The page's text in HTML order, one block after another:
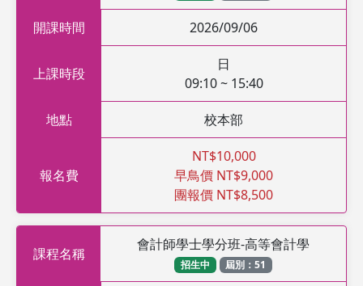
開課時間 2026/09/06
上課時段
日
09:10 ~ 15:40
地點 校本部
報名費
NT$10,000
早鳥價 NT$9,000
團報價 NT$8,500
課程名稱
會計師學士學分班-高等會計學
招生中 屆別：51